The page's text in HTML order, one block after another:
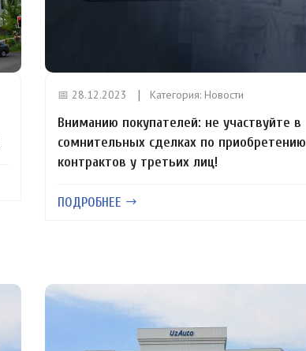
📅 28.12.2023 Категория: Новости
Вниманию покупателей: не участвуйте в
сомнительных сделках по приобретению
контрактов у третьих лиц!
ПОДРОБНЕЕ